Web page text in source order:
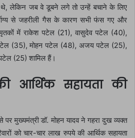
लेकिन जब वे डूबने लगे तो उन्हें बचाने के लिए
से जहरीली गैस के कारण सभी फंस गए और
मृतकों में राकेश पटेल (21), वासुदेव पटेल (40),
(35), मोहन पटेल (48), अजय पटेल (25),
(25) शामिल हैं।
आर्थिक सहायता की
मुख्यमंत्री डॉ. मोहन यादव ने गहरा दुख व्यक्त
को चार-चार लाख रुपये की आर्थिक सहायता